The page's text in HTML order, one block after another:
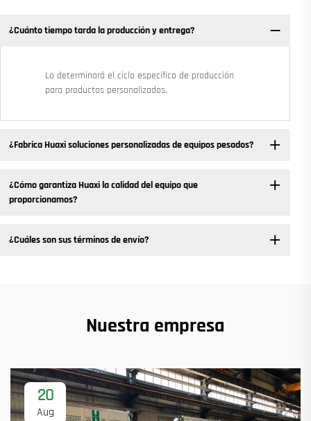
¿Cuánto tiempo tarda la producción y entrega?
Lo determinará el ciclo específico de producción
para productos personalizados.
¿Fabrica Huaxi soluciones personalizadas de equipos pesados?
¿Cómo garantiza Huaxi la calidad del equipo que
proporcionamos?
¿Cuáles son sus términos de envío?
Nuestra empresa
20
Aug